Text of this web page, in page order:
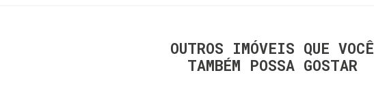
OUTROS IMÓVEIS QUE VOCÊ
TAMBÉM POSSA GOSTAR